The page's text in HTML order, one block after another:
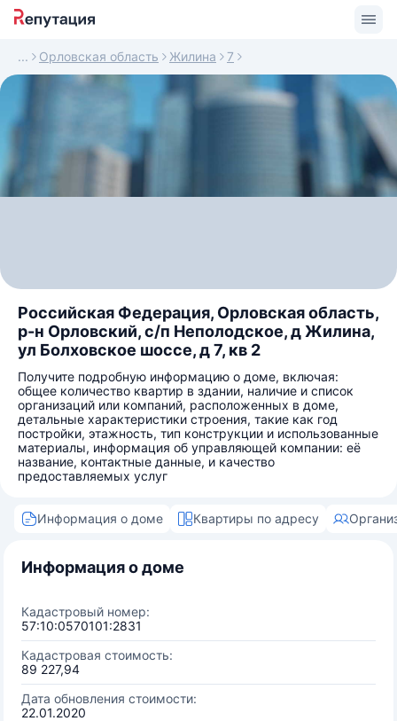
Орловская область Жилина 7
Российская Федерация, Орловская область,
р-н Орловский, с/п Неполодское, д Жилина,
ул Болховское шоссе, д 7, кв 2
Получите подробную информацию о доме, включая:
общее количество квартир в здании, наличие и список
организаций или компаний, расположенных в доме,
детальные характеристики строения, такие как год
постройки, этажность, тип конструкции и использованные
материалы, информация об управляющей компании: её
название, контактные данные, и качество
предоставляемых услуг
Информация о доме Квартиры по адресу
Информация о доме
Кадастровый номер:
57:10:0570101:2831
Кадастровая стоимость:
89 227,94
Дата обновления стоимости:
22.01.2020